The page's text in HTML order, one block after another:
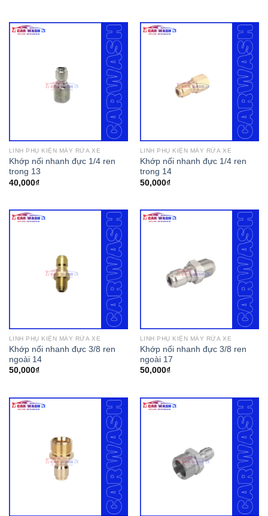
LINH PHỤ KIỆN MÁY RỬA XE
Khớp nối nhanh đực 1/4 ren
trong 13
40,000₫
LINH PHỤ KIỆN MÁY RỬA XE
Khớp nối nhanh đực 1/4 ren
trong 14
50,000₫
LINH PHỤ KIỆN MÁY RỬA XE
Khớp nối nhanh đực 3/8 ren
ngoài 14
50,000₫
LINH PHỤ KIỆN MÁY RỬA XE
Khớp nối nhanh đực 3/8 ren
ngoài 17
50,000₫